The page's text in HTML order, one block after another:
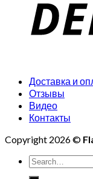
Доставка и
Отзывы
Видео
Контакты
Copyright 2026 ©
Search
for: